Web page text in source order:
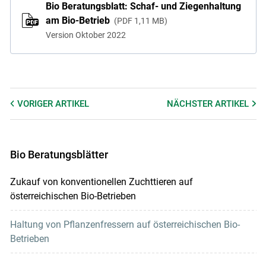
Bio Beratungsblatt: Schaf- und Ziegenhaltung
am Bio-Betrieb
PDF 1,11 MB
Version Oktober 2022
VORIGER ARTIKEL NÄCHSTERARTIKEL
Bio Beratungsblätter
Zukauf von konventionellen Zuchttieren auf
österreichischen Bio-Betrieben
Haltung von Pflanzenfressern auf österreichischen Bio-
Betrieben